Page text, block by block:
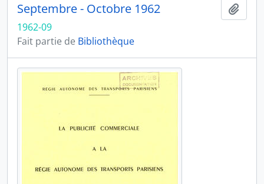
Septembre - Octobre 1962
1962-09
Fait partie de Bibliothèque